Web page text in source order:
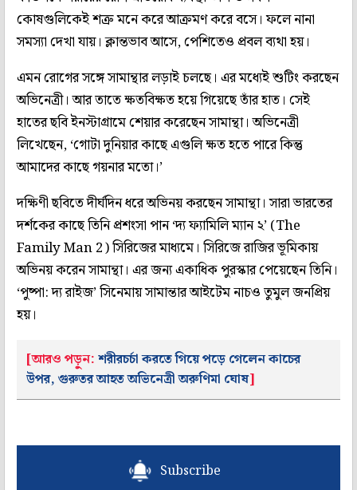
কোষগুলিকেই শত্রু মনে করে আক্রমণ করে বসে। ফলে নানা
সমস্যা দেখা যায়। ক্লান্তভাব আসে, পেশিতেও প্রবল ব্যথা হয়।
এমন রোগের সঙ্গে সামান্থার লড়াই চলছে। এর মধ্যেই শুটিং করছেন
অভিনেত্রী। আর তাতে ক্ষতবিক্ষত হয়ে গিয়েছে তাঁর হাত। সেই
হাতের ছবি ইনস্টাগ্রামে শেয়ার করেছেন সামান্থা। অভিনেত্রী
লিখেছেন, ‘গোটা দুনিয়ার কাছে এগুলি ক্ষত হতে পারে কিন্তু
আমাদের কাছে গয়নার মতো।’
দক্ষিণী ছবিতে দীর্ঘদিন ধরে অভিনয় করছেন সামান্থা। সারা ভারতের
দর্শকের কাছে তিনি প্রশংসা পান ‘দ্য ফ্যামিলি ম্যান ২’ (The
Family Man 2) সিরিজের মাধ্যমে। সিরিজে রাজির ভূমিকায়
অভিনয় করেন সামান্থা। এর জন্য একাধিক পুরস্কার পেয়েছেন তিনি।
‘পুষ্পা: দ্য রাইজ’ সিনেমায় সামান্তার আইটেম নাচও তুমুল জনপ্রিয়
হয়।
[আরও পড়ুন: শরীরচর্চা করতে গিয়ে পড়ে গেলেন কাচের
উপর, গুরুতর আহত অভিনেত্রী অরুণিমা ঘোষ]
Subscribe